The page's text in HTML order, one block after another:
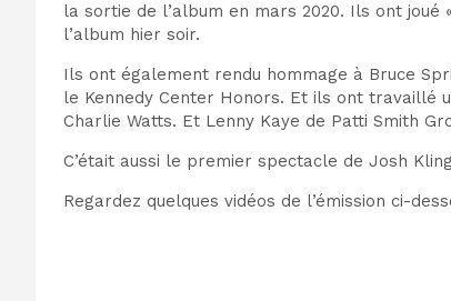
la sortie de l’album en mars 2020. Ils ont joué
l’album hier soir.
Ils ont également rendu hommage à Bruce
le Kennedy Center Honors. Et ils ont travaillé
Charlie Watts. Et Lenny Kaye de Patti Smith
C’était aussi le premier spectacle de Josh
Regardez quelques vidéos de l’émission ci-